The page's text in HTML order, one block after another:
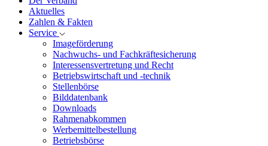
Aktuelles
Zahlen & Fakten
Service
Imageförderung
Nachwuchs- und Fachkräftesicherung
Interessensvertretung und Recht
Betriebswirtschaft und -technik
Stellenbörse
Bilddatenbank
Downloads
Rahmenabkommen
Werbemittelbestellung
Betriebsbörse